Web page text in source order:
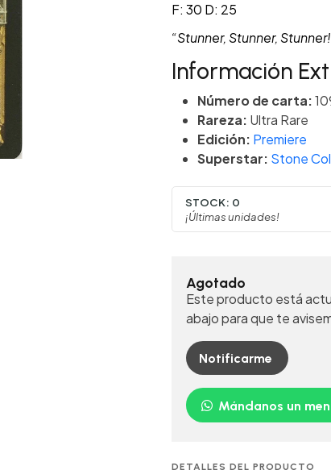
F: 30 D: 25
“Stunner, Stunner,
Información
Número de carta:
Rareza: Ultra Rare
Edición: Premiere
Superstar: Stone
STOCK: 0
¡Últimas unidades!
Agotado
Este producto está
abajo para que te
Notificarme
Mándanos un
DETALLES DEL PRODUCTO